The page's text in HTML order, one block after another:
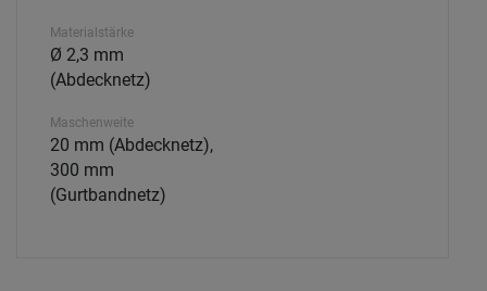
Materialstärke
Ø 2,3 mm
(Abdecknetz)
Maschenweite
20 mm (Abdecknetz),
300 mm
(Gurtbandnetz)